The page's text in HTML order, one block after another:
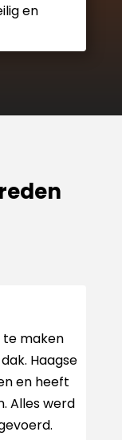
en
te maken
Haagse
en heeft
Alles werd